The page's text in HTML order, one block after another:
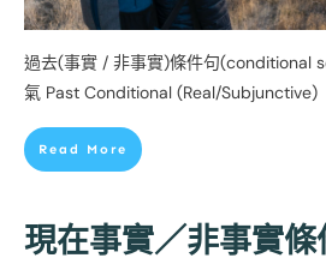
過去(事實 / 非事實)條件句(conditional
氣 Past Conditional (Real/Subjunctive)
Read More
現在事實／非事實